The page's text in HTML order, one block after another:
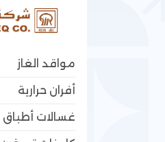
مواقد الغاز
أفران حرارية
غسالات أطباق